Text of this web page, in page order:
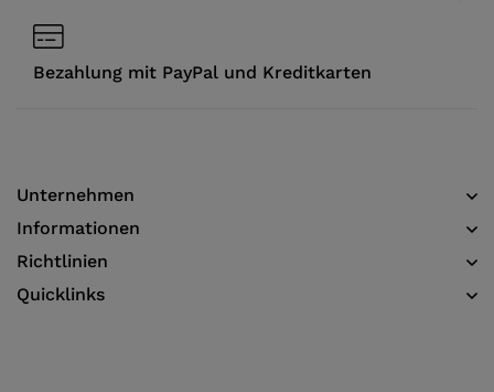
Bezahlung mit PayPal und Kreditkarten
Unternehmen
Informationen​
Richtlinien
Quicklinks